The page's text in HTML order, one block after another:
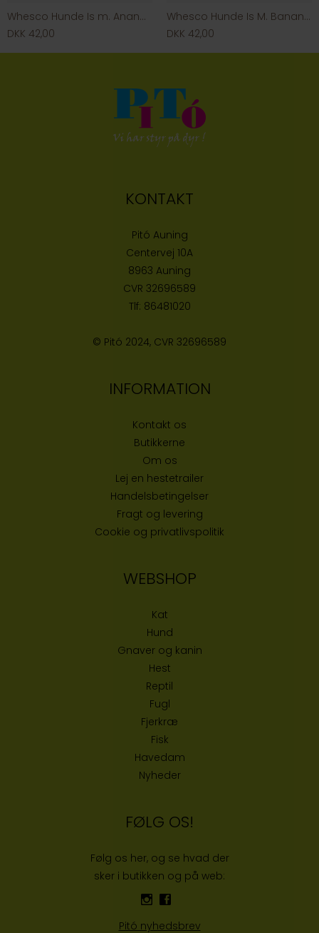
Whesco Hunde Is m. Ananas & Gulerod
DKK 42,00
Whesco Hunde Is M. Banan & Vanilje
DKK 42,00
KONTAKT
Pitó Auning
Centervej 10A
8963 Auning
CVR 32696589
Tlf: 86481020
© Pitó 2024, CVR 32696589
INFORMATION
Kontakt os
Butikkerne
Om os
Lej en hestetrailer
Handelsbetingelser
Fragt og levering
Cookie og privatlivspolitik
WEBSHOP
Kat
Hund
Gnaver og kanin
Hest
Reptil
Fugl
Fjerkræ
Fisk
Havedam
Nyheder
FØLG OS!
Følg os her, og se hvad der
sker i butikken og på web:
Pitó nyhedsbrev